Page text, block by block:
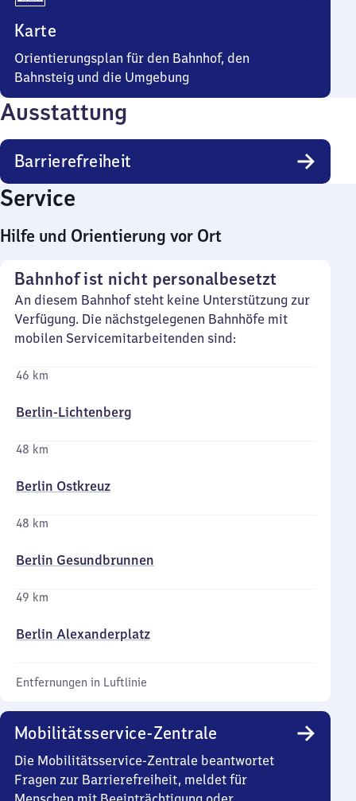
Karte
Orientierungsplan für den Bahnhof, den
Bahnsteig und die Umgebung
Ausstattung
Barrierefreiheit
Service
Hilfe und Orientierung vor Ort
Bahnhof ist nicht personalbesetzt
An diesem Bahnhof steht keine Unterstützung zur
Verfügung. Die nächstgelegenen Bahnhöfe mit
mobilen Servicemitarbeitenden sind:
46 km
Berlin-Lichtenberg
48 km
Berlin Ostkreuz
48 km
Berlin Gesundbrunnen
49 km
Berlin Alexanderplatz
Entfernungen in Luftlinie
Mobilitätsservice-Zentrale
Die Mobilitätsservice-Zentrale beantwortet
Fragen zur Barrierefreiheit, meldet für